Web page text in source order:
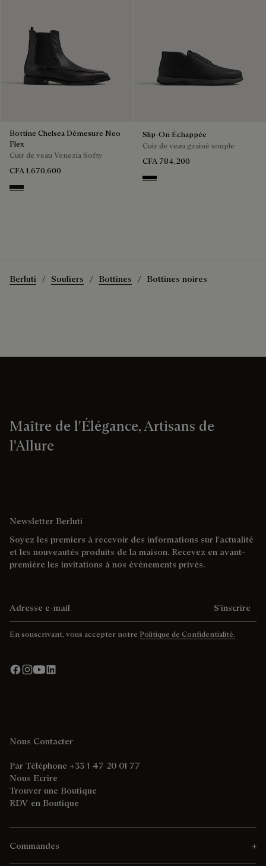
Bottine Chelsea Démesure Neo
Flex
Cuir de veau Venezia Softy
CFA 1,670,600
Nero Grigio
Slip-On Échappée
Cuir de veau grainé souple
CFA 784,200
Black
Berluti Souliers Bottines Bottines noires
Maître de l'Élégance, Artisans de
l'Allure
Newsletter Berluti
Soyez les premiers à recevoir des informations sur l'actualité
et les nouveautés produits de la maison. Recevez en avant-
première les invitations à nos évènements privés.
S'inscrire
En souscrivant, vous accepter notre Politique de Confidentialité.
Nous Contacter
Par Téléphone +33 1 47 20 01 77
Nous Ecrire
Trouver une Boutique
RDV en Boutique
Commandes